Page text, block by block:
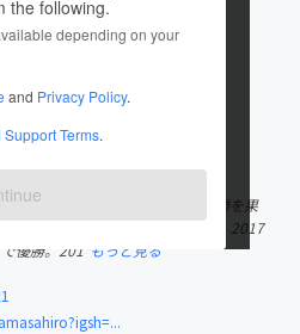
the following.
depending on your
and Privacy Policy.
Terms.
マサヒロ
を投稿しています
んぷり」決勝初進出にして準優勝を果
に出演。歌やモノマネを武器に、2017
優勝。201 もっと見る